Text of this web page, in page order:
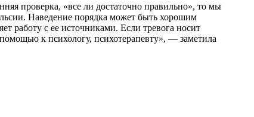
проверка, «все ли достаточно правильно», то мы
Наведение порядка может быть хорошим
работу с ее источниками. Если тревога носит
к психологу, психотерапевту», — заметила